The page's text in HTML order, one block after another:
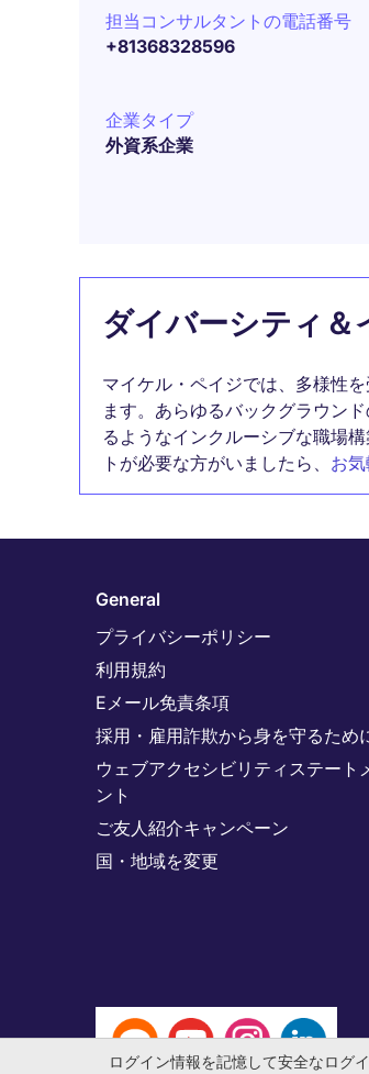
担当コンサルタントの電話番号
+81368328596
企業タイプ
外資系企業
ダイバーシティ＆
マイケル・ペイジでは、多様性
ます。あらゆるバックグラウン
るようなインクルーシブな職場
トが必要な方がいましたら、 お
General
プライバシーポリシー
利用規約
Eメール免責条項
採用・雇用詐欺から身を守るため
ウェブアクセシビリティステート
ント
ご友人紹介キャンペーン
国・地域を変更
ログイン情報を記憶して安全なログ